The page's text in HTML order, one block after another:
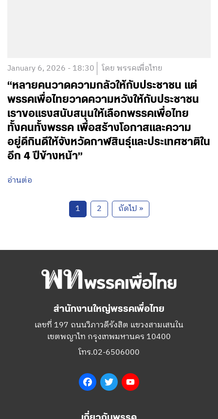
January 6, 2026 - 18:30 โดย พรรคเพื่อไทย
“หลายคนวาดความกลัวให้กับประชาชน แต่
พรรคเพื่อไทยวาดความหวังให้กับประชาชน
เราขอแรงสนับสนุนให้เลือกพรรคเพื่อไทย
ทั้งคนทั้งพรรค เพื่อสร้างโอกาสและความ
อยู่ดีกินดีให้จังหวัดกาฬสินธุ์และประเทศชาติใน
อีก 4 ปีข้างหน้า”
อ่านต่อ
1 2 ถัดไป »
สำนักงานใหญ่พรรคเพื่อไทย
เลขที่ 197 ถนนวิภาวดีรังสิต แขวงสามเสนใน
เขตพญาไท กรุงเทพมหานคร 10400
โทร.02-6506000
FacebookTwitter